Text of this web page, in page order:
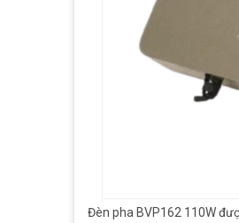
Đèn pha BVP162 110W